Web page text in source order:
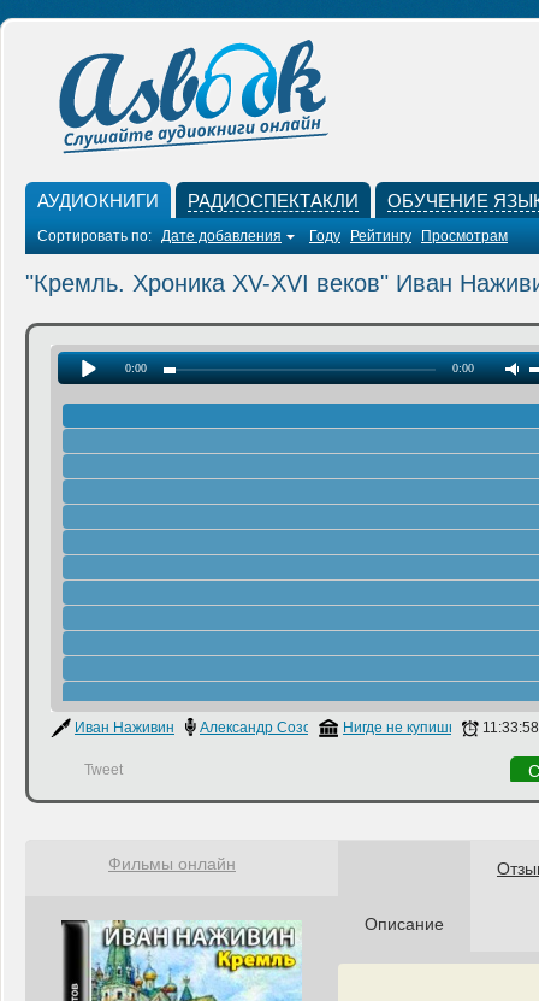
АУДИОКНИГИ РАДИОСПЕКТАКЛИ ОБУЧЕНИЕ
Сортировать по: Дате добавления Году Рейтингу Просмотрам
"Кремль. Хроника XV-XVI веков" Иван
0:00 0:00
Иван Наживин Александр Созонтов Нигде не купишь 11:33:58
Tweet
Описание
Фильмы онлайн